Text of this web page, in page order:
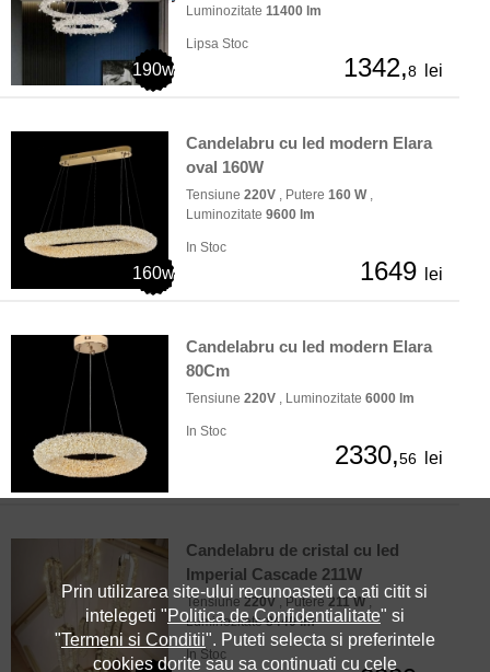
190w
Luminozitate 11400 lm
Lipsa Stoc
1342,8 lei
160w
Candelabru cu led modern Elara
oval 160W
Tensiune 220V , Putere 160 W,
Luminozitate 9600 lm
In Stoc
1649 lei
Candelabru cu led modern Elara
80Cm
Tensiune 220V , Luminozitate 6000 lm
In Stoc
2330,56 lei
Candelabru de cristal cu led
Imperial Cascade 211W
Tensiune220V , Putere211 W,
Luminozitate8440 lm
In Stoc
Prin utilizarea site-ului recunoasteti ca ati citit si
intelegeti "Politica de Confidentialitate" si
"Termeni si Conditii". Puteti selecta si preferintele
cookies dorite sau sa continuati cu cele